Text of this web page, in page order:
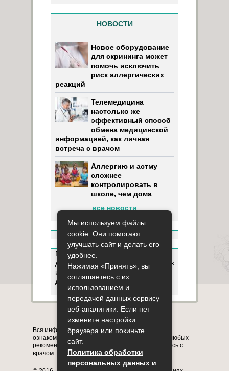
НОВОСТИ
Новое оборудование
для скрининга может
помочь исключить
риск аллергических
реакций
Телемедицина
настолько же
эффективный способ
обмена медицинской
информацией, как личная
встреча с врачом
Аллергию и астму
сложнее
контролировать в
школе, чем дома
все новости
Пользуясь данным ресурсом вы
даёте разрешение на сбор, анализ
и хранение своих персональных
данных согласно Правилам
Карта сайта О сайте Контакты
Вся информация на сайте представлена в
ознакомительных целях. Перед применением любых
рекомендаций обязательно проконсультируйтесь с
врачом.
Мы используем файлы
cookie. Они помогают
улучшать сайт и делать его
удобнее.
Нажимая «Принять», вы
соглашаетесь с их
использованием и
передачей данных сервису
веб-аналитики. Если нет —
измените настройки
браузера или покиньте
сайт.
Политика обработки
персональных данных и